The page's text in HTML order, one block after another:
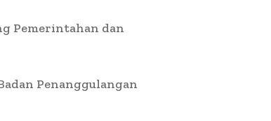
Pemerintahan dan
Penanggulangan